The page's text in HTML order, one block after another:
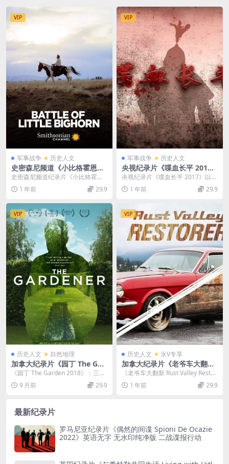
VIP
军事战争 历史人文
史密森尼频道《小比格霍恩战
役 Battle of Little Bighorn 2
020》英语多国中字 官方纯净
版 1080P/MKV/2.73G 小比格
史密森尼频道纪录片《小比格霍恩
战役 Battle of Little Bigho...
1 年前 29.9
VIP
军事战争 历史人文
央视纪录片《喋血长平 201
7》全4集 国语中字 1080P/T
S/13.82G 中国古代军事战争
纪录片
央视纪录片《喋血长平 2017》以战
国后期规模最大的围歼战——长平
之战为背景，讲...
1 年前 29.9
VIP
历史人文 自然地理
加拿大纪录片《园丁 The Gar
den 2018》英语中英双字 无
水印纯净版 1080P/MKV/4.42
G 最伟大的花园
《园丁 The Garden 2018》：三代
人筑就的园艺魔法之地 纪录片《园
丁...9 月前 29.9
VIP
历史人文 永V专享
加拿大纪录片《老爷车大翻新/
经典老车换新装 Rust Valley
Restorers 2022》第1-4季全3
0集 英语中英双字 1080P/MK
《老爷车大翻新 Rust Valley Restor
ers 2022》：锈谷里的...
1 年前 29.9
最新纪录片
罗马尼亚纪录片《偶然的间谍 Spioni De Ocazie
2022》英语无字 无水印纯净版 二战谍报行动